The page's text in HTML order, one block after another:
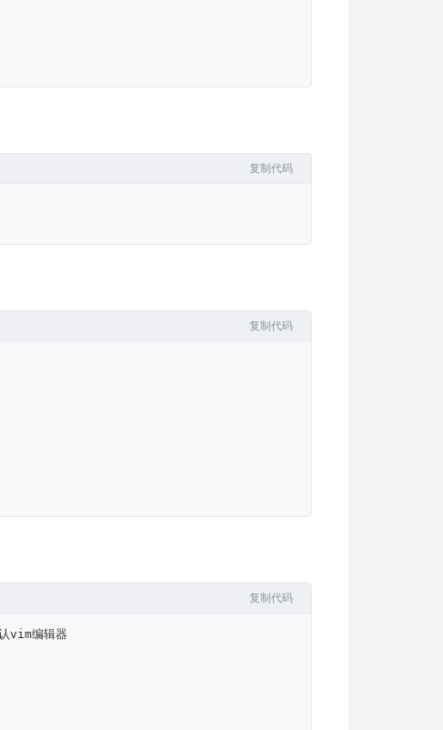
复制代码
复制代码
复制代码
vim编辑器